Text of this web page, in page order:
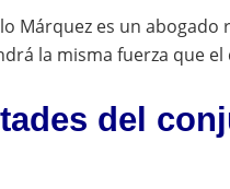
Márquez es un
la misma fuerza que
del